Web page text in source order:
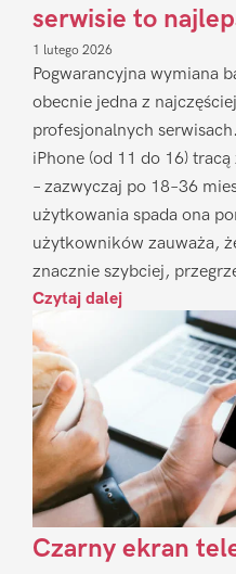
serwisie to
1 lutego 2026
Pogwarancyjna wymiana
obecnie jedna z
profesjonalnych
iPhone (od 11 do 16)
– zazwyczaj po 18–36
użytkowania spada ona
użytkowników zauważa,
znacznie szybciej,
Czytaj dalej
Czarny ekran